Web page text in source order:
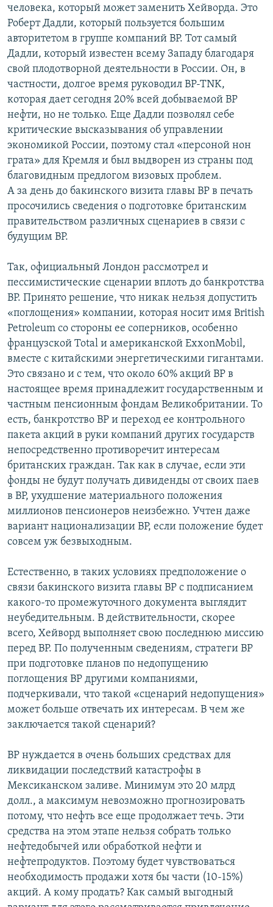
человека, который может заменить Хейворда. Это
Роберт Дадли, который пользуется большим
авторитетом в группе компаний ВР. Тот самый
Дадли, который известен всему Западу благодаря
свой плодотворной деятельности в России. Он, в
частности, долгое время руководил BP-TNK,
которая дает сегодня 20% всей добываемой ВР
нефти, но не только. Еще Дадли позволял себе
критические высказывания об управлении
экономикой России, поэтому стал «персоной нон
грата» для Кремля и был выдворен из страны под
благовидным предлогом визовых проблем.
А за день до бакинского визита главы ВР в печать
просочились сведения о подготовке британским
правительством различных сценариев в связи с
будущим ВР.
Так, официальный Лондон рассмотрел и
пессимистические сценарии вплоть до банкротства
ВР. Принято решение, что никак нельзя допустить
«поглощения» компании, которая носит имя British
Petroleum со стороны ее соперников, особенно
французской Total и американской ExxonMobil,
вместе с китайскими энергетическими гигантами.
Это связано и с тем, что около 60% акций ВР в
настоящее время принадлежит государственным и
частным пенсионным фондам Великобритании. То
есть, банкротство ВР и переход ее контрольного
пакета акций в руки компаний других государств
непосредственно противоречит интересам
британских граждан. Так как в случае, если эти
фонды не будут получать дивиденды от своих паев
в ВР, ухудшение материального положения
миллионов пенсионеров неизбежно. Учтен даже
вариант национализации ВР, если положение будет
совсем уж безвыходным.
Естественно, в таких условиях предположение о
связи бакинского визита главы ВР с подписанием
какого-то промежуточного документа выглядит
неубедительным. В действительности, скорее
всего, Хейворд выполняет свою последнюю миссию
перед ВР. По полученным сведениям, стратеги ВР
при подготовке планов по недопущению
поглощения ВР другими компаниями,
подчеркивали, что такой «сценарий недопущения»
может больше отвечать их интересам. В чем же
заключается такой сценарий?
ВР нуждается в очень больших средствах для
ликвидации последствий катастрофы в
Мексиканском заливе. Минимум это 20 млрд
долл., а максимум невозможно прогнозировать
потому, что нефть все еще продолжает течь. Эти
средства на этом этапе нельзя собрать только
нефтедобычей или обработкой нефти и
нефтепродуктов. Поэтому будет чувствоваться
необходимость продажи хотя бы части (10-15%)
акций. А кому продать? Как самый выгодный